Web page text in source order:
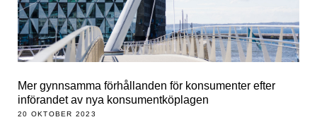
Mer gynnsamma förhållanden för konsumenter efter
införandet av nya konsumentköplagen
20 OKTOBER 2023